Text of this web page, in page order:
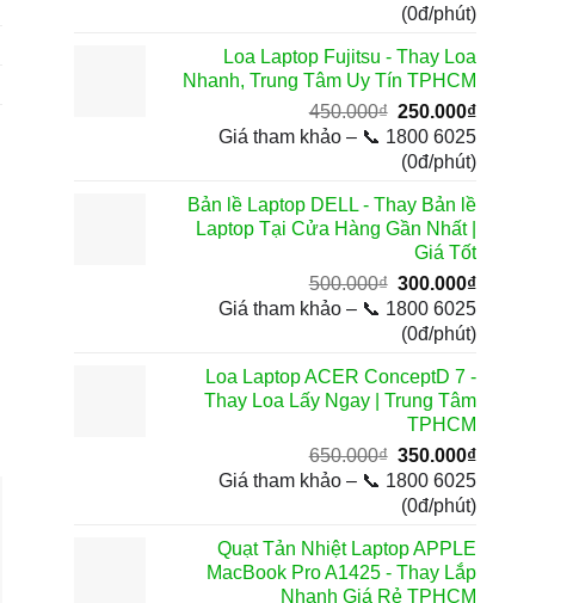
là:
tại
500.000₫.
(0đ/phút)
Loa Laptop Fujitsu - Thay Loa
Nhanh, Trung Tâm Uy Tín TPHCM
450.000₫ Giá
gốc
là:
250.000₫Giá
hiện
tại
250.000₫.
Giá tham khảo – 📞 1800 6025
(0đ/phút)
Bản lề Laptop DELL - Thay Bản lề
Laptop Tại Cửa Hàng Gần Nhất |
Giá Tốt
500.000₫ Giá
gốc
là:
300.000₫Giá
hiện
tại
300.000₫.
Giá tham khảo – 📞 1800 6025
(0đ/phút)
Loa Laptop ACER ConceptD 7 -
Thay Loa Lấy Ngay | Trung Tâm
TPHCM
650.000₫ Giá
gốc
là:
350.000₫Giá
hiện
tại
Giá tham khảo – 📞 1800 6025
(0đ/phút)
Quạt Tản Nhiệt Laptop APPLE
MacBook Pro A1425 - Thay Lắp
Nhanh Giá Rẻ TPHCM